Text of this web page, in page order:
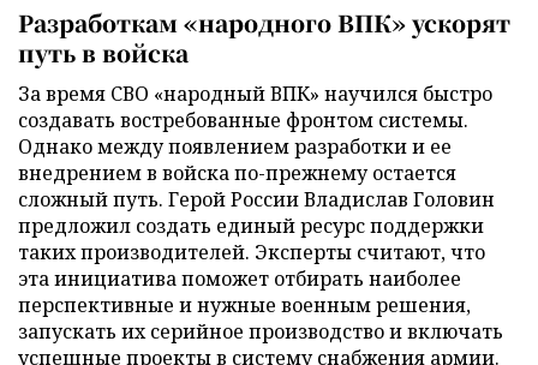
Разработкам «народного ВПК» ускорят
путь в войска
За время СВО «народный ВПК» научился быстро
создавать востребованные фронтом системы.
Однако между появлением разработки и ее
внедрением в войска по-прежнему остается
сложный путь. Герой России Владислав Головин
предложил создать единый ресурс поддержки
таких производителей. Эксперты считают, что
эта инициатива поможет отбирать наиболее
перспективные и нужные военным решения,
запускать их серийное производство и включать
успешные проекты в систему снабжения армии.